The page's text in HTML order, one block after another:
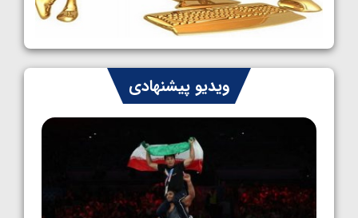
کشتی آزاد نوجوانان جهان؛ رقبای نمایندگان
ایران مشخص شدند
1405/05/08
کشتی فرنگی نوجوانان جهان؛ سکوی تیمی
سوم برای ایران
1405/05/07
ویدیو پیشنهادی